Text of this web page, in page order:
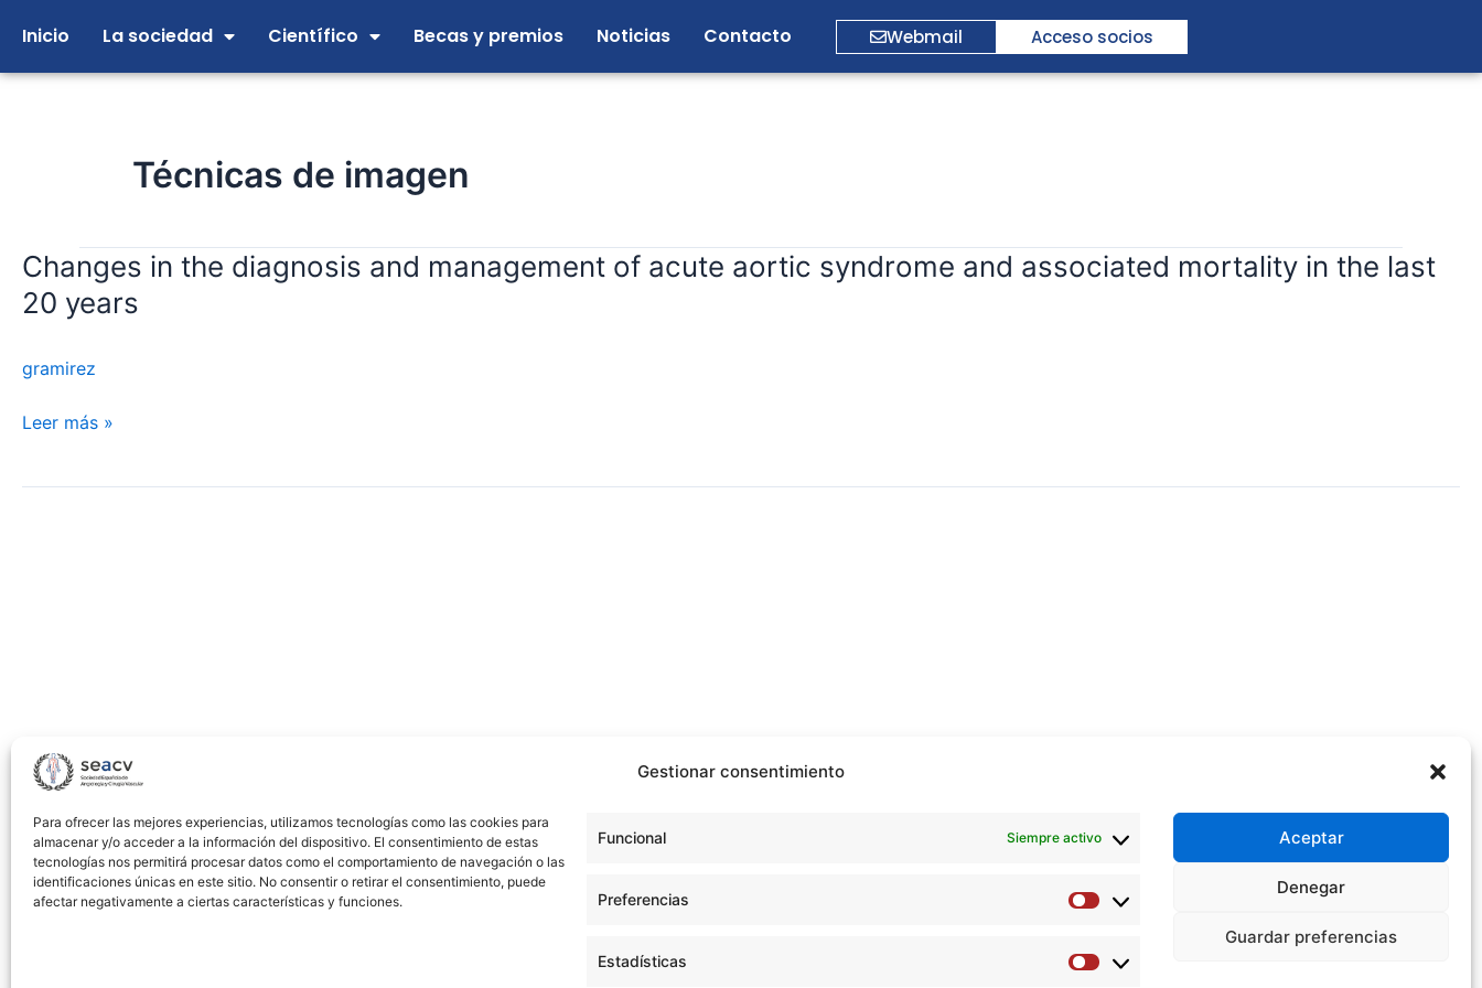
Gestionar consentimiento
Para ofrecer las mejores experiencias, utilizamos tecnologías como las cookies para
almacenar y/o acceder a la información del dispositivo. El consentimiento de estas
tecnologías nos permitirá procesar datos como el comportamiento de navegación o las
identificaciones únicas en este sitio. No consentir o retirar el consentimiento, puede
afectar negativamente a ciertas características y funciones.
Funcional Siempre activo
Preferencias
Preferencias
Estadísticas
Estadísticas
Aceptar
Denegar
Guardar preferencias
contenido
Inicio La sociedad Científico Becas y premios Noticias Contacto Webmail Acceso socios
Técnicas de imagen
Changes in the diagnosis and management of acute aortic syndrome and associated mortality in the last
20 years
gramirez
Changes
in
the
and
of
aortic
years
Leer más »